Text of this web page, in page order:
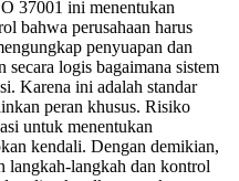
37001 ini menentukan
bahwa perusahaan harus
penyuapan dan
logis bagaimana sistem
Karena ini adalah standar
peran khusus. Risiko
untuk menentukan
kendali. Dengan demikian,
langkah-langkah dan kontrol